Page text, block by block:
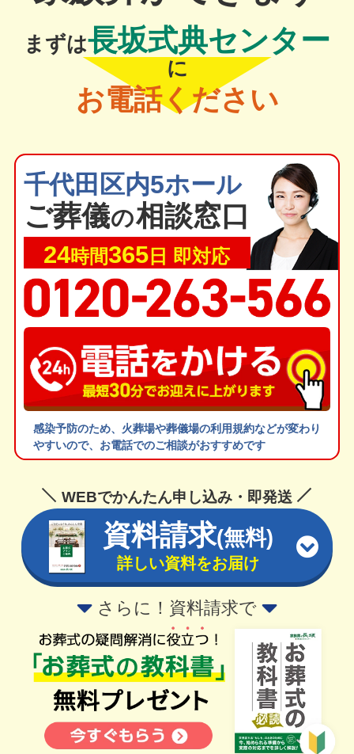
まずは長坂式典センター
に
お電話ください
千代田区内5ホール
ご葬儀の相談窓口
24時間365 日 即対応
感染予防のため、火葬場や葬儀場の利用規約などが変わり
やすいので、お電話でのご相談がおすすめです
WEBでかんたん申し込み・即発送
資料請求(無料)
詳しい資料をお届け
さらに！資料請求で